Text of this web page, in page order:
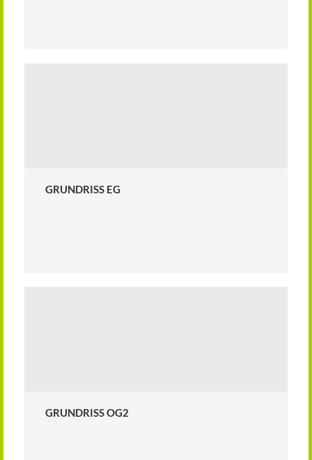
GRUNDRISS EG
GRUNDRISS OG2